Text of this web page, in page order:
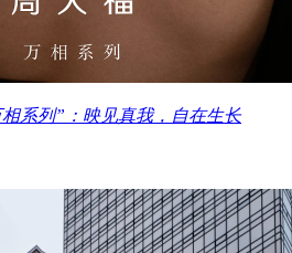
系列”：映见真我，自在生长